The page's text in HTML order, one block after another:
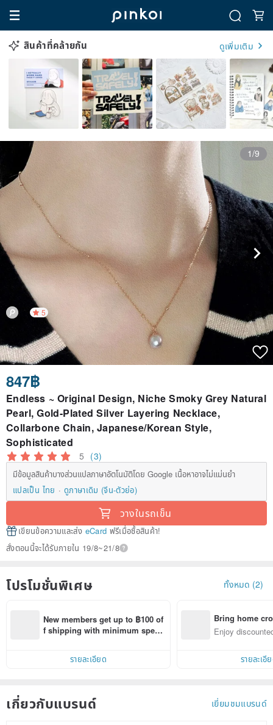
สินค้าที่คล้ายกัน ดูเพิ่มเติม
1/9
5
847฿
Endless ~ Original Design, Niche Smoky Grey Natural
Pearl, Gold-Plated Silver Layering Necklace,
Collarbone Chain, Japanese/Korean Style,
Sophisticated
5 (3)
มีข้อมูลสินค้าบางส่วนแปลภาษาอัตโนมัติโดย Google เนื้อหาอาจไม่แม่นยำ
แปลเป็น ไทย
ดูภาษาเดิม (จีน-ตัวย่อ)
วางในรถเข็น
เขียนข้อความและส่ง eCard ฟรีเมื่อซื้อสินค้า!
สั่งตอนนี้จะได้รับภายใน 19/8~21/8
โปรโมชั่นพิเศษ ทั้งหมด (2)
New members get up to ฿100 of
f shipping with minimum spen
รายละเอียด
Bring home
n with ease
Enjoy
รายละเอี
เกี่ยวกับแบรนด์ เยี่ยมชมแบรนด์